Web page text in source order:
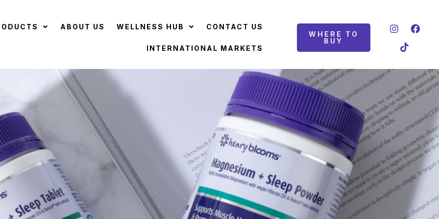
ABOUT US WELLNESS HUB CONTACT US
INTERNATIONAL MARKETS
WHERE TO
BUY